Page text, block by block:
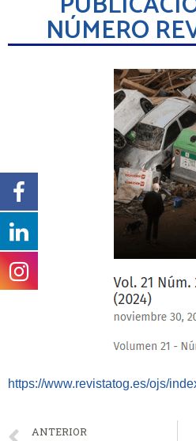
NÚMERO
https://www.revistatog.es/ojs/
ANTERIOR